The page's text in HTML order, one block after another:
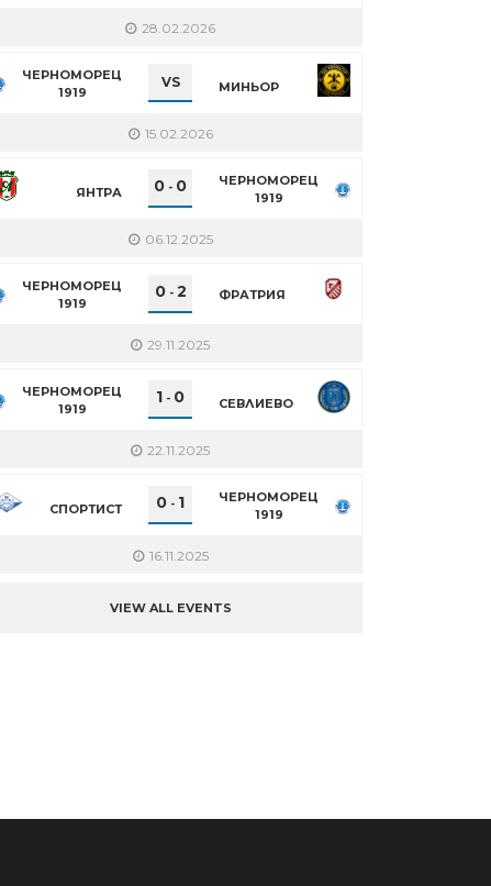
28.02.2026
ЧЕРНОМОРЕЦ
1919
VS МИНЬОР
15.02.2026
ЯНТРА 0 - 0
ЧЕРНОМОРЕЦ
1919
06.12.2025
ЧЕРНОМОРЕЦ
1919
0- 2 ФРАТРИЯ
29.11.2025
ЧЕРНОМОРЕЦ
1919
1 - 0 СЕВЛИЕВО
22.11.2025
СПОРТИСТ 0 - 1
ЧЕРНОМОРЕЦ
1919
16.11.2025
VIEW ALL EVENTS